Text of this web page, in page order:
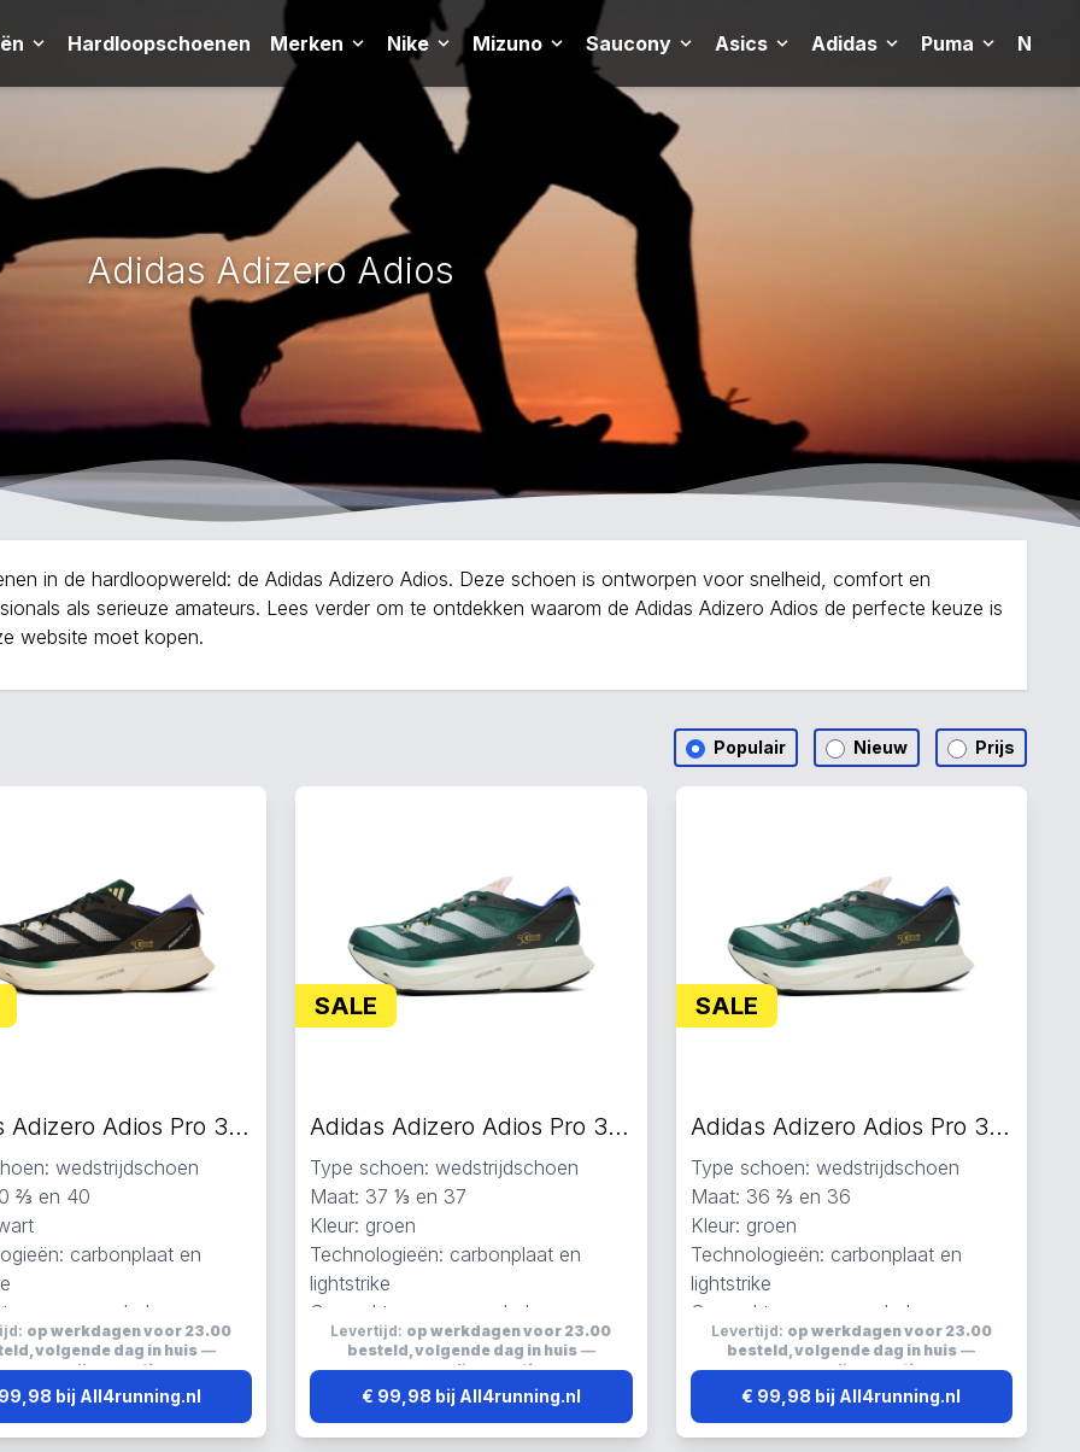
Hardloopschoenen Merken Nike Mizuno Saucony Asics Adidas Puma New
Adidas Adizero Adios
in de hardloopwereld: de Adidas Adizero Adios. Deze schoen is ontworpen voor snelheid, comfort en
als serieuze amateurs. Lees verder om te ontdekken waarom de Adidas Adizero Adios de perfecte keuze is
website moet kopen.
Populair Nieuw Prijs
Adidas Adizero Adios Pro 3 hardloopschoenen zwart
wedstrijdschoen
⅔ en 40
carbonplaat en
van gerecycled,
carbon en mesh
op werkdagen voor 23.00
volgende dag in huis—
verzending:gratis
bij All4running.nl
SALE
Adidas Adizero Adios Pro 3 hardloopschoenen groen
Type schoen: wedstrijdschoen
Maat: 37 ⅓ en 37
Kleur: groen
Technologieën: carbonplaat en
lightstrike
Gemaakt van gerecycled,
primegreen, carbon en mesh
Lichtgewicht en ademend
Levertijd: op werkdagen voor 23.00
besteld, volgende dag in huis—
verzending:gratis
€ 99,98 bij All4running.nl
SALE
Adidas Adizero Adios Pro 3 hardloopschoenen groen
Type schoen: wedstrijdschoen
Maat: 36 ⅔ en 36
Kleur: groen
Technologieën: carbonplaat en
lightstrike
Gemaakt van gerecycled,
primegreen, carbon en mesh
Lichtgewicht en ademend
Levertijd: op werkdagen voor 23.00
besteld, volgende dag in huis —
verzending:gratis
€ 99,98 bij All4running.nl